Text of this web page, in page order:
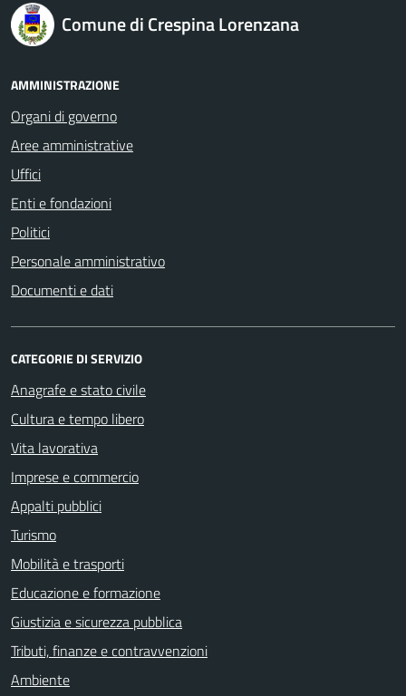
logo Unione Europea
Comune di Crespina Lorenzana
AMMINISTRAZIONE
Organi di governo
Aree amministrative
Uffici
Enti e fondazioni
Politici
Personale amministrativo
Documenti e dati
CATEGORIE DI SERVIZIO
Anagrafe e stato civile
Cultura e tempo libero
Vita lavorativa
Imprese e commercio
Appalti pubblici
Turismo
Mobilità e trasporti
Educazione e formazione
Giustizia e sicurezza pubblica
Tributi, finanze e contravvenzioni
Ambiente